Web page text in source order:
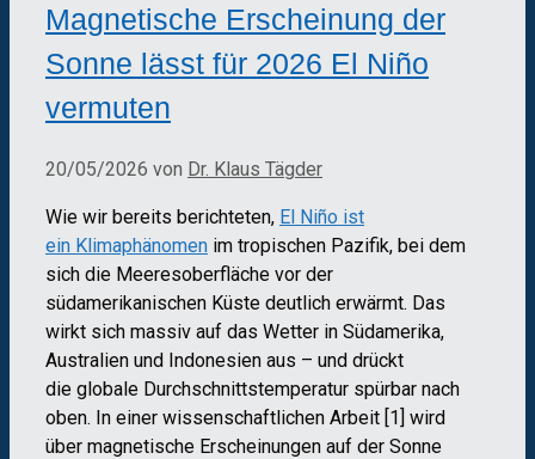
Magnetische Erscheinung der
Sonne lässt für 2026 El Niño
vermuten
20/05/2026 von Dr. Klaus Tägder
Wie wir bereits berichteten, El Niño ist
ein Klimaphänomen im tropischen Pazifik, bei dem
sich die Meeresoberfläche vor der
südamerikanischen Küste deutlich erwärmt. Das
wirkt sich massiv auf das Wetter in Südamerika,
Australien und Indonesien aus – und drückt
die globale Durchschnittstemperatur spürbar nach
oben. In einer wissenschaftlichen Arbeit [1] wird
über magnetische Erscheinungen auf der Sonne